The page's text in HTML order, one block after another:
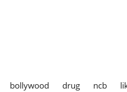
bollywood drug ncb